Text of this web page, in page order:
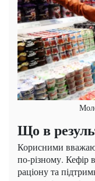
Що в
Корисними
по-різному. Кефір
раціону та